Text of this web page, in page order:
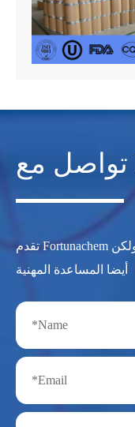
تقدم Fortunachem ليس فقط المنتجات الكيميائية المهنية ولكن
أيضا المساعدة المهنية